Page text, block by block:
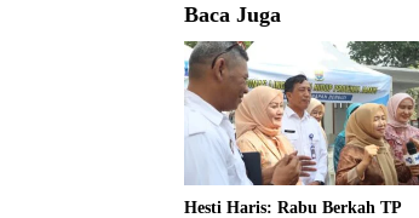
Baca Juga
Hesti Haris: Rabu Berkah TP